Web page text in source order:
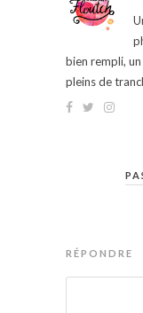
bien rempli,
pleins de
RÉPONDRE